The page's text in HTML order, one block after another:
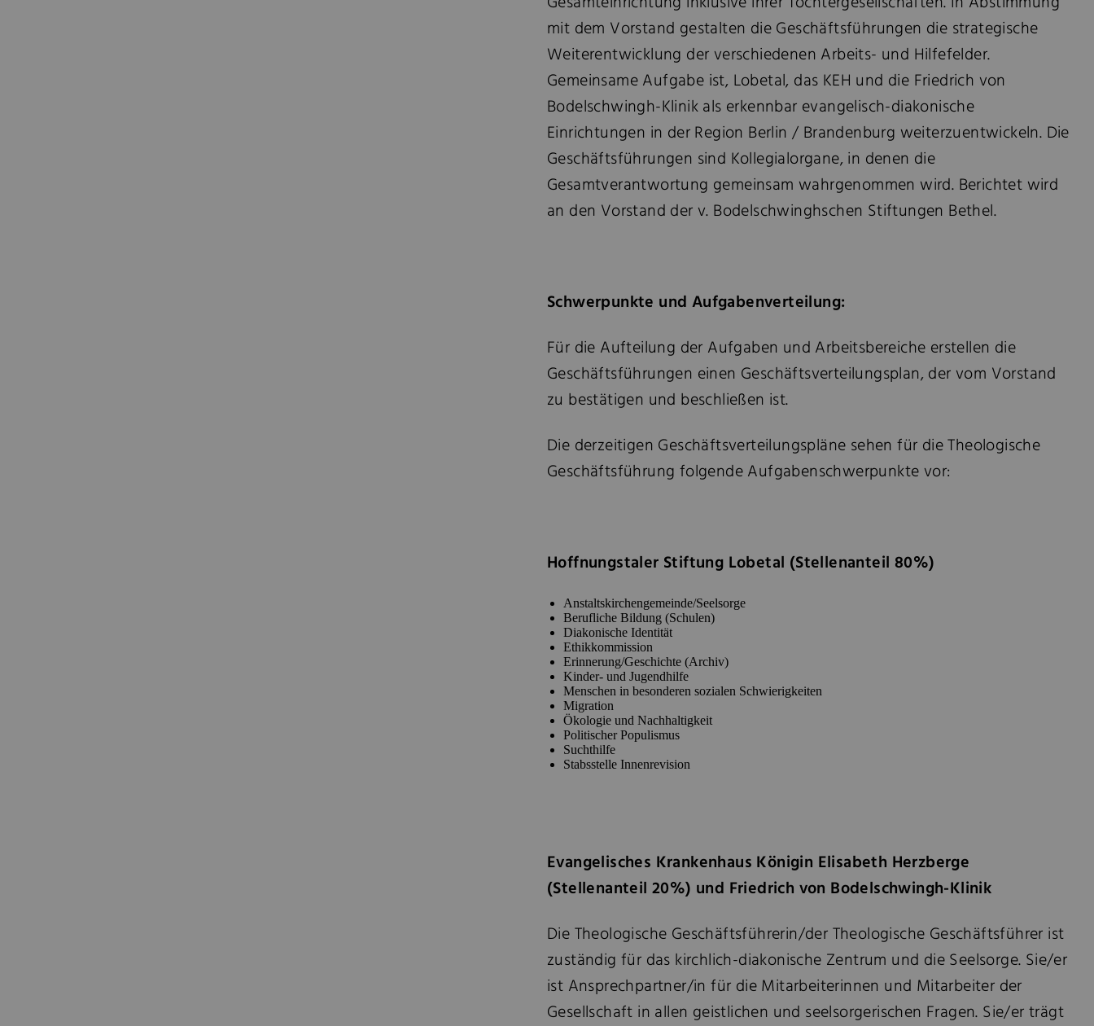
mit dem Vorstand gestalten die Geschäftsführungen die strategische
Weiterentwicklung der verschiedenen Arbeits- und Hilfefelder.
Gemeinsame Aufgabe ist, Lobetal, das KEH und die Friedrich von
Bodelschwingh-Klinik als erkennbar evangelisch-diakonische
Einrichtungen in der Region Berlin / Brandenburg weiterzuentwickeln. Die
Geschäftsführungen sind Kollegialorgane, in denen die
Gesamtverantwortung gemeinsam wahrgenommen wird. Berichtet wird
an den Vorstand der v. Bodelschwinghschen Stiftungen Bethel.
Schwerpunkte und Aufgabenverteilung:
Für die Aufteilung der Aufgaben und Arbeitsbereiche erstellen die
Geschäftsführungen einen Geschäftsverteilungsplan, der vom Vorstand
zu bestätigen und beschließen ist.
Die derzeitigen Geschäftsverteilungspläne sehen für die Theologische
Geschäftsführung folgende Aufgabenschwerpunkte vor:
Hoffnungstaler Stiftung Lobetal (Stellenanteil 80%)
Anstaltskirchengemeinde/Seelsorge
Berufliche Bildung (Schulen)
Diakonische Identität
Ethikkommission
Erinnerung/Geschichte (Archiv)
Kinder- und Jugendhilfe
Menschen in besonderen sozialen Schwierigkeiten
Migration
Ökologie und Nachhaltigkeit
Politischer Populismus
Suchthilfe
Stabsstelle Innenrevision
Evangelisches Krankenhaus Königin Elisabeth Herzberge
(Stellenanteil 20%) und Friedrich von Bodelschwingh-Klinik
Die Theologische Geschäftsführerin/der Theologische Geschäftsführer ist
zuständig für das kirchlich-diakonische Zentrum und die Seelsorge. Sie/er
ist Ansprechpartner/in für die Mitarbeiterinnen und Mitarbeiter der
Gesellschaft in allen geistlichen und seelsorgerischen Fragen. Sie/er trägt